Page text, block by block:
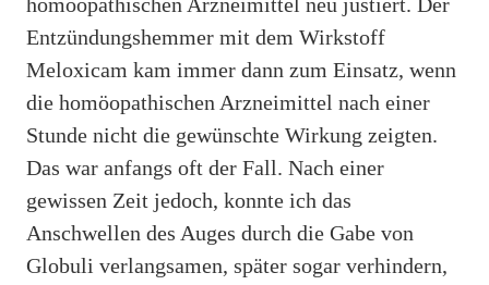
Entzündungshemmer mit dem Wirkstoff
Meloxicam kam immer dann zum Einsatz, wenn
die homöopathischen Arzneimittel nach einer
Stunde nicht die gewünschte Wirkung zeigten.
Das war anfangs oft der Fall. Nach einer
gewissen Zeit jedoch, konnte ich das
Anschwellen des Auges durch die Gabe von
Globuli verlangsamen, später sogar verhindern,